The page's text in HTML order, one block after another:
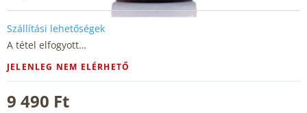
9 490 Ft
JELENLEG NEM ELÉRHETŐ
Szállítási lehetőségek
A tétel elfogyott…